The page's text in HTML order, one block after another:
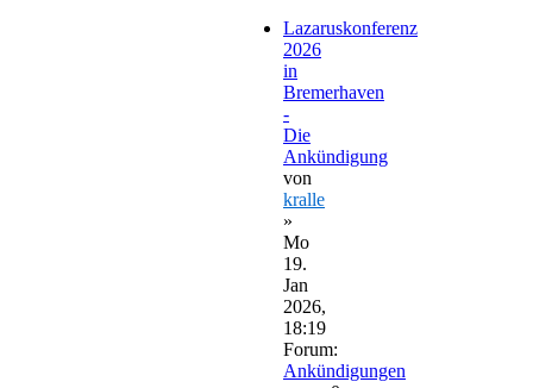
Lazaruskonferenz
2026
in
Bremerhaven
-
Die
Ankündigung
von
kralle
»
Mo
19.
Jan
2026,
18:19
Forum:
Ankündigungen